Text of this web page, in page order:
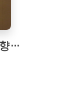
2011 장애인 정보접근성 동향 세미나 <2011.05.12>